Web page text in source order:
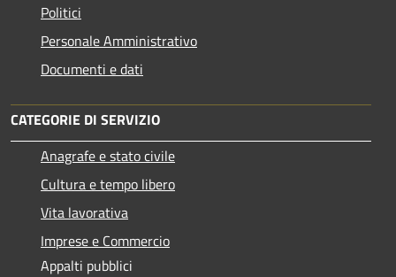
Politici
Personale Amministrativo
Documenti e dati
CATEGORIE DI SERVIZIO
Anagrafe e stato civile
Cultura e tempo libero
Vita lavorativa
Imprese e Commercio
Appalti pubblici